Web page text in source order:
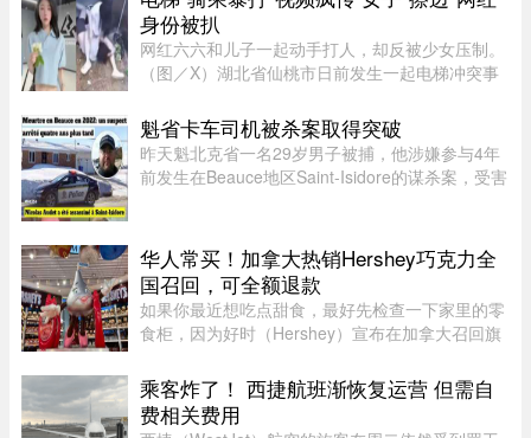
效。不过，有认识他的 ...
身份被扒
网红六六和儿子一起动手打人，却反被少女压制。
（图／X）湖北省仙桃市日前发生一起电梯冲突事
少女催促，心生不满竟先动手攻击，更教唆儿
子“帮我打她”。不料，她反遭 ...
魁省卡车司机被杀案取得突破
昨天魁北克省一名29岁男子被捕，他涉嫌参与4年
前发生在Beauce地区Saint-Isidore的谋杀案，受害
人étienne Gourde。Gourde将在 ...
华人常买！加拿大热销Hershey巧克力全
国召回，可全额退款
如果你最近想吃点甜食，最好先检查一下家里的零
食柜，因为好时（Hershey）宣布在加拿大召回旗
Shutterstock.com8月1日，好时加拿大（Hershey
Canada）发布公告称，公司正在 ...
乘客炸了！ 西捷航班渐恢复运营 但需自
费相关费用